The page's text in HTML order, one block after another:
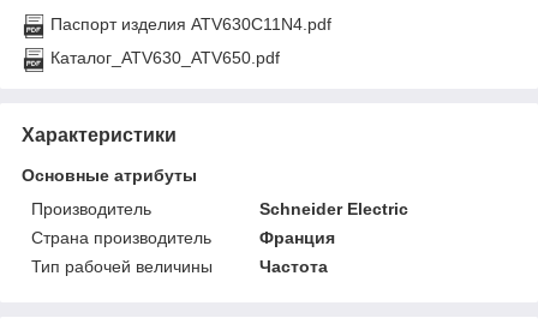
Паспорт изделия ATV630C11N4.pdf
Каталог_ATV630_ATV650.pdf
Характеристики
Основные атрибуты
Производитель
Schneider Electric
Страна производитель
Франция
Тип рабочей величины
Частота